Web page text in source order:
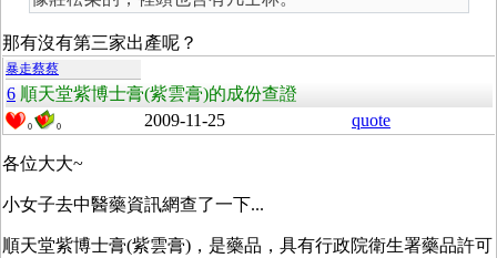
那有沒有第三家出產呢？
暴走蔡蔡
6 順天堂紫博士膏(紫雲膏)的成份查證
0 0 2009-11-25 quote
各位大大~
小女子去中醫藥資訊網查了一下...
順天堂紫博士膏(紫雲膏)，是藥品，具有行政院衛生署藥品許可